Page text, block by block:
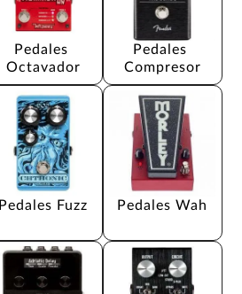
Pedales
Octavador
Pedales
Compresor
Pedales Fuzz Pedales Wah